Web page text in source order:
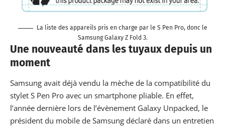
La liste des appareils pris en charge par le S Pen Pro, donc le
Samsung Galaxy Z Fold 3.
Une nouveauté dans les tuyaux depuis un
moment
Samsung avait déjà vendu la mèche de la compatibilité du
stylet S Pen Pro avec un smartphone pliable. En effet,
l’année dernière lors de l’évènement Galaxy Unpacked, le
président du mobile de Samsung déclaré dans un entretien